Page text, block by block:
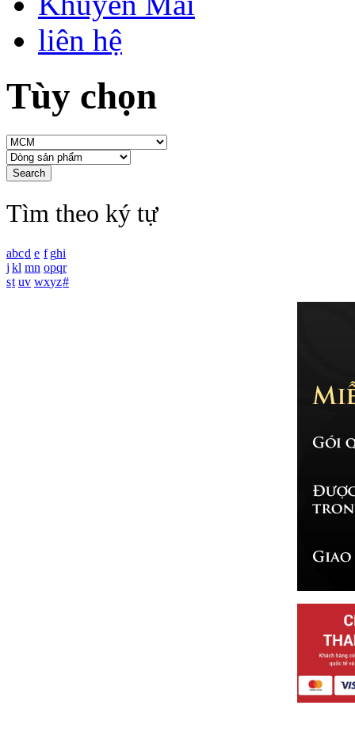
liên hệ
Tùy chọn
Tìm theo ký tự
abcd e f ghi
j kl mn opqr
st uv wxyz#